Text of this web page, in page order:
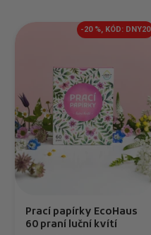
Prací papírky EcoHaus
60 praní luční kvítí
-20 %, KÓD: DNY20